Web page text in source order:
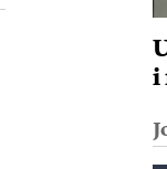
i